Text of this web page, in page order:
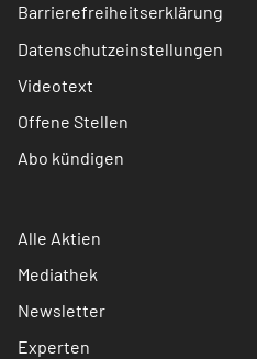
Barrierefreiheitserklärung
Datenschutzeinstellungen
Videotext
Offene Stellen
Abo kündigen
Alle Aktien
Mediathek
Newsletter
Experten